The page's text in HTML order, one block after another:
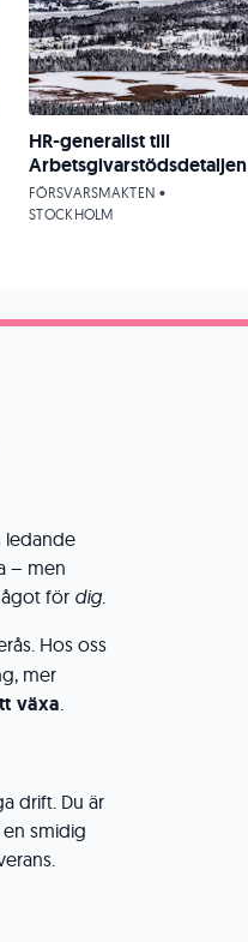
ledande
– men
för dig.
Hos oss
mer
växa.
drift. Du är
smidig
HR-generalist till
Arbetsgivarstödsdetaljen
FÖRSVARSMAKTEN •
STOCKHOLM